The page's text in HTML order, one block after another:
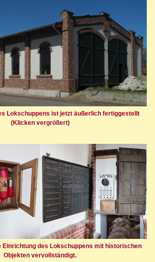
Lokschuppens ist jetzt äußerlich fertiggestellt
(Klicken vergrößert)
Einrichtung des Lokschuppens mit historischen
Objekten vervollständigt.